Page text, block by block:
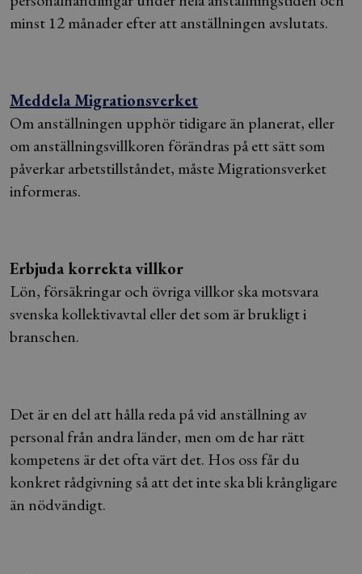
minst 12 månader efter att anställningen avslutats.
Meddela Migrationsverket
Om anställningen upphör tidigare än planerat, eller
om anställningsvillkoren förändras på ett sätt som
påverkar arbetstillståndet, måste Migrationsverket
informeras.
Erbjuda korrekta villkor
Lön, försäkringar och övriga villkor ska motsvara
svenska kollektivavtal eller det som är brukligt i
branschen.
Det är en del att hålla reda på vid anställning av
personal från andra länder, men om de har rätt
kompetens är det ofta värt det. Hos oss får du
konkret rådgivning så att det inte ska bli krångligare
än nödvändigt.